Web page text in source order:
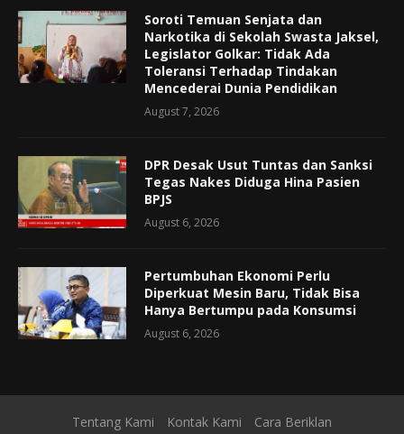
Soroti Temuan Senjata dan
Narkotika di Sekolah Swasta Jaksel,
Legislator Golkar: Tidak Ada
Toleransi Terhadap Tindakan
Mencederai Dunia Pendidikan
August 7, 2026
DPR Desak Usut Tuntas dan Sanksi
Tegas Nakes Diduga Hina Pasien
BPJS
August 6, 2026
Pertumbuhan Ekonomi Perlu
Diperkuat Mesin Baru, Tidak Bisa
Hanya Bertumpu pada Konsumsi
August 6, 2026
Tentang Kami Kontak Kami Cara Beriklan